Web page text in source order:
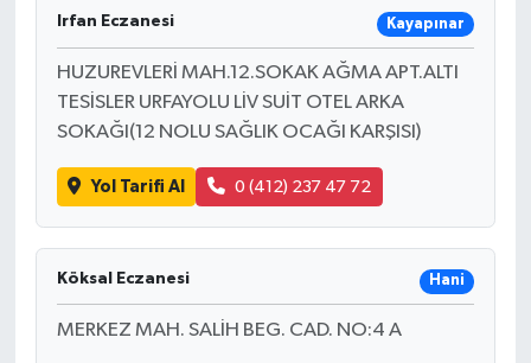
Irfan Eczanesi Kayapınar
HUZUREVLERİ MAH.12.SOKAK AĞMA APT.ALTI
TESİSLER URFAYOLU LİV SUİT OTEL ARKA
SOKAĞI(12 NOLU SAĞLIK OCAĞI KARŞISI)
Yol Tarifi Al 0 (412) 237 47 72
Köksal Eczanesi Hani
MERKEZ MAH. SALİH BEG. CAD. NO:4 A